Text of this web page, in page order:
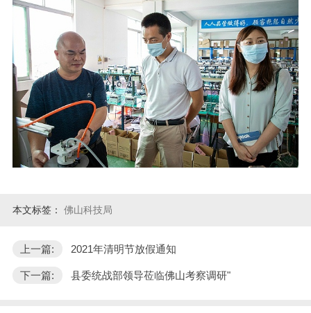
本文标签： 佛山科技局
上一篇: 2021年清明节放假通知
下一篇: 县委统战部领导莅临佛山考察调研"